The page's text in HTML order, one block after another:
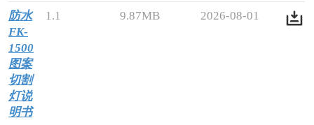
防水
FK-
1500
图案
切割
灯说
明书
1.1 9.87MB 2026-08-01